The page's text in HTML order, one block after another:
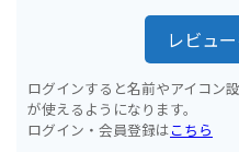
レビュ
ログインすると名前やアイコン
が使えるようになります。
ログイン・会員登録はこちら